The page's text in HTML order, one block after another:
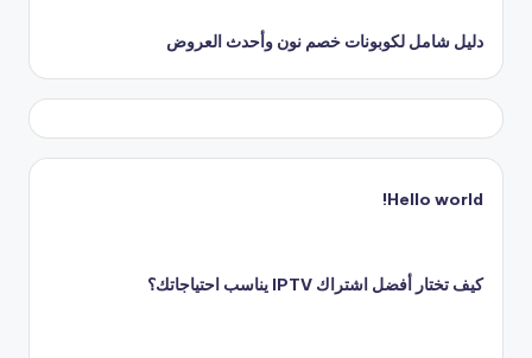
دليل شامل لكوبونات خصم نون وأحدث العروض
Hello world!
كيف تختار أفضل اشتراك IPTV يناسب احتياجاتك؟